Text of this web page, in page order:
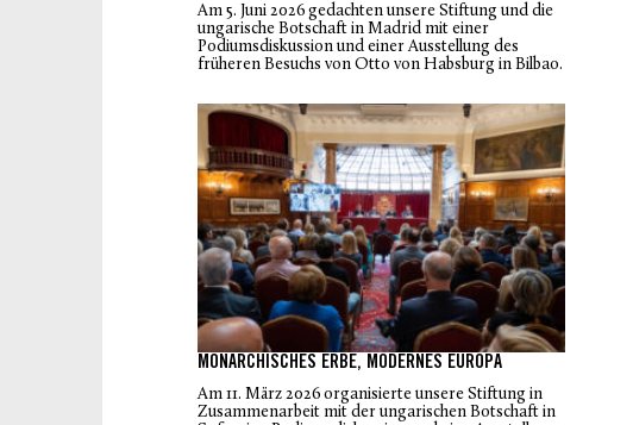
Am 5. Juni 2026 gedachten unsere Stiftung und die
ungarische Botschaft in Madrid mit einer
Podiumsdiskussion und einer Ausstellung des
früheren Besuchs von Otto von Habsburg in Bilbao.
MONARCHISCHES ERBE, MODERNES EUROPA
Am 11. März 2026 organisierte unsere Stiftung in
Zusammenarbeit mit der ungarischen Botschaft in